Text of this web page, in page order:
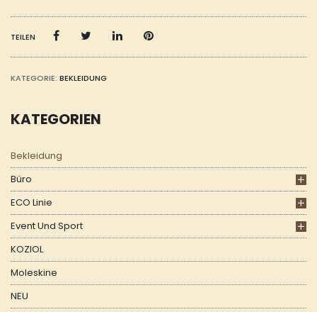
KATEGORIEN
Bekleidung
Büro
ECO Linie
Event Und Sport
KOZIOL
Moleskine
NEU
TEILEN
KATEGORIE: BEKLEIDUNG